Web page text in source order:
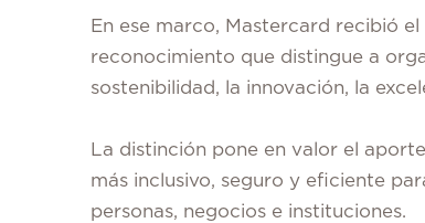
En ese marco, Mastercard recibió
reconocimiento que distingue a
sostenibilidad, la innovación, la
La distinción pone en valor el
más inclusivo, seguro y eficiente
personas, negocios e instituciones.